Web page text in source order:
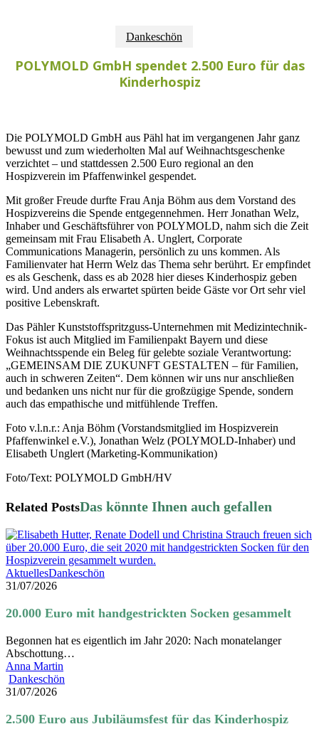
Dankeschön
POLYMOLD GmbH spendet 2.500 Euro für das
Kinderhospiz
Die POLYMOLD GmbH aus Pähl hat im vergangenen Jahr ganz
bewusst und zum wiederholten Mal auf Weihnachtsgeschenke
verzichtet – und stattdessen 2.500 Euro regional an den
Hospizverein im Pfaffenwinkel gespendet.
Mit großer Freude durfte Frau Anja Böhm aus dem Vorstand des
Hospizvereins die Spende entgegennehmen. Herr Jonathan Welz,
Inhaber und Geschäftsführer von POLYMOLD, nahm sich die Zeit
gemeinsam mit Frau Elisabeth A. Unglert, Corporate
Communications Managerin, persönlich zu uns kommen. Als
Familienvater hat Herrn Welz das Thema sehr berührt. Er empfindet
es als Geschenk, dass es ab 2028 hier dieses Kinderhospiz geben
wird. Und anders als erwartet spürten beide Gäste vor Ort sehr viel
positive Lebenskraft.
Das Pähler Kunststoffspritzguss-Unternehmen mit Medizintechnik-
Fokus ist auch Mitglied im Familienpakt Bayern und diese
Weihnachtsspende ein Beleg für gelebte soziale Verantwortung:
„GEMEINSAM DIE ZUKUNFT GESTALTEN – für Familien,
auch in schweren Zeiten“. Dem können wir uns nur anschließen
und bedanken uns nicht nur für die großzügige Spende, sondern
auch das empathische und mitfühlende Treffen.
Foto v.l.n.r.: Anja Böhm (Vorstandsmitglied im Hospizverein
Pfaffenwinkel e.V.), Jonathan Welz (POLYMOLD-Inhaber) und
Elisabeth Unglert (Marketing-Kommunikation)
Foto/Text: POLYMOLD GmbH/HV
Related Posts
AktuellesDankeschön
handgestrickten
Socken
gesammelt
31/07/2026
20.000 Euro mit handgestrickten Socken gesammelt
Begonnen hat es eigentlich im Jahr 2020: Nach monatelanger
Abschottung…
Anna Martin
Dankeschön
Jubiläumsfest
31/07/2026
2.500 Euro aus Jubiläumsfest für das Kinderhospiz